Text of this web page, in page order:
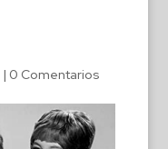
| 0 Comentarios